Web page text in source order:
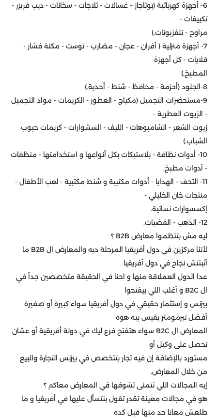
6- أجهزة كهربائية (بوتاجاز – غسالات - ثلاجات - سخانات - ديب فريزر -
تكييفات -
مراوح - تلفزيونات.)
7- أجهزة منزلية ( أفران - عجان - مضارب - توست - مكنة فشار -
قلايات - كل أجهزة
المطبخ.)
8-الجلود (أحزمة - محافظ - شنط - أحذية.)
9-مستحضرات التجميل (مكياج - العطور - الكريمات - مواد التجميل
- الزيوت العطرية -
زيوت الشعر - الشامبوهات - الليف - السشوارات - كريمات حبوب
الشباب.)
10- أدوات نظافة - بلاستيكات بكل أنواعها و استخدامتها - منظفات
- أدوات مطبخ.
11- التحف - الهدايا - أدوات مكتبية و شنط مكتبية - لعب الأطفال -
منتجات خان الخليلي -
إكسسوارات نسائية.
12- الذهب - الفضيات.
ليه مش بتنظموا معارض B2B ؟
لأننا مركزين في دول أفريقيا المرحلة ديه والمعارض ال B2B ما
أثبتتش نجاح في دول أفريقيا
عدا الدول العملاقة منها و احنا في الحقيقة متخصصين جداً في
ال B2C و أغلب اللي بيفتحوا
بيزنس و إستثمار حقيقي في دول أفريقيا سواء كبيرة أو صغيرة
أفضل تيرمومتر يقيس بيه هوه
المعارض ال B2C سواء هتفتح فرع ليك في دولة أفريقية أو عشان
تحصل على وكيل أو
مستورد بالإضافة إن فيه تجار بتتخصص في بيزنس التجارة والبيع
من خلال المعارض.
إيه المجالات اللي تتمنى تشوفها في المعارض معاكم ؟
هو في مجالات معينة تقدر تقول بنتسأل عليها في أفريقيا و ما
طلعش معانا حد منها قبل كده